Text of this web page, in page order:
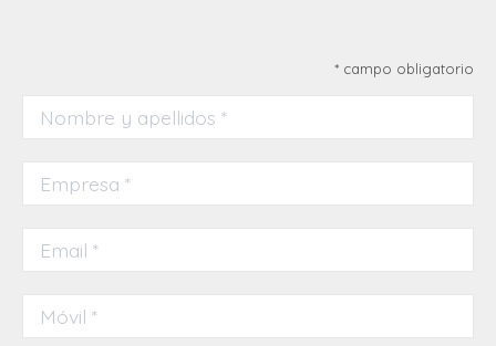
* campo obligatorio